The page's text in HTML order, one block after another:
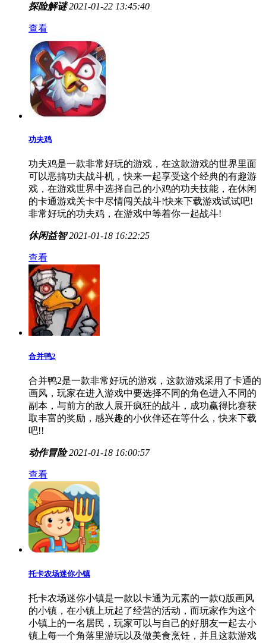
探险解谜 2021-01-22 13:45:40
查看
功夫鸡
功夫鸡是一款非常好玩的游戏，在这款游戏的世界里面
可以恶搞功夫战斗机，快来一起享受这个经典的有趣游
戏，在游戏世界中选择自己的小鸡的功夫技能，在休闲
的卡通游戏关卡中尽情闯关战斗!快来下载游戏试试吧!
非常好玩的功夫鸡，在游戏中等着你一起战斗!
休闲益智 2021-01-18 16:22:25
查看
合并鸭2
合并鸭2是一款非常好玩的游戏，这款游戏采用了卡通的
画风，玩家在进入游戏中要选择不同的角色进入不同的
副本，与前方的敌人展开疯狂的战斗，成功赢得比赛获
取丰富的奖励，感兴趣的小伙伴还在等什么，快来下载
吧!!
动作冒险 2021-01-18 16:00:57
查看
托卡农场迷你小镇
托卡农场迷你小镇是一款以卡通为元素的一款Q版画风
的小镇，在小镇上玩起了经营的活动，而玩家作为这个
小镇上的一名居民，玩家可以与自己的好朋友一起去小
镇上每一个角落里游玩以及做美食烹饪，并且这款游戏